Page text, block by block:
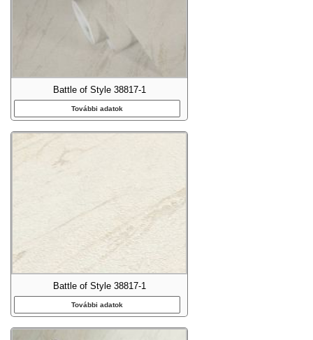
Battle of Style 38817-1
További adatok
Battle of Style 38817-1
További adatok